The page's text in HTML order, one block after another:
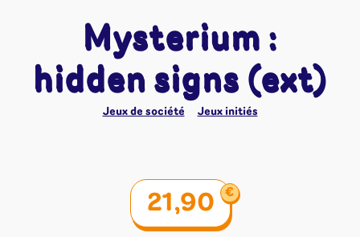
Mysterium :
hidden signs (ext)
Jeux de société Jeux initiés
21,90 €